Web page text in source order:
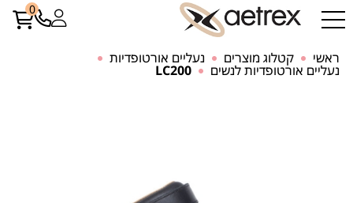
0
ראשי קטלוג מוצרים נעליים אורטופדיות
נעליים אורטופדיות לנשים LC200